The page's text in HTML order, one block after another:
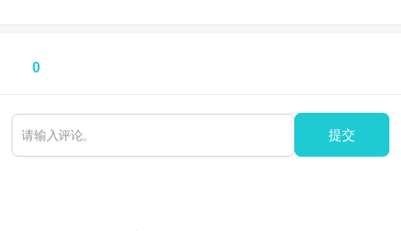
0
提交